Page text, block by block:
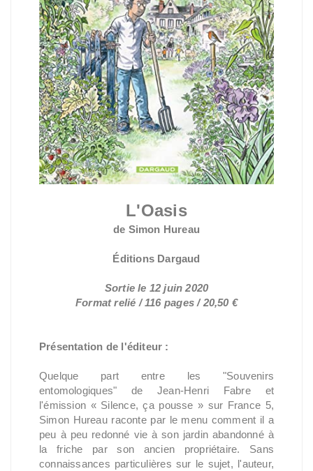
L'Oasis
de Simon Hureau
Éditions Dargaud
Sortie le 12 juin 2020
Format relié / 116 pages / 20,50 €
Présentation de l'éditeur :
Quelque part entre les "Souvenirs
entomologiques" de Jean-Henri Fabre et
l'émission « Silence, ça pousse » sur France 5,
Simon Hureau raconte par le menu comment il a
peu à peu redonné vie à son jardin abandonné à
la friche par son ancien propriétaire. Sans
connaissances particulières sur le sujet, l'auteur,